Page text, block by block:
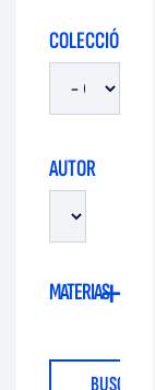
COLECCIÓN
AUTOR
MATERIAS